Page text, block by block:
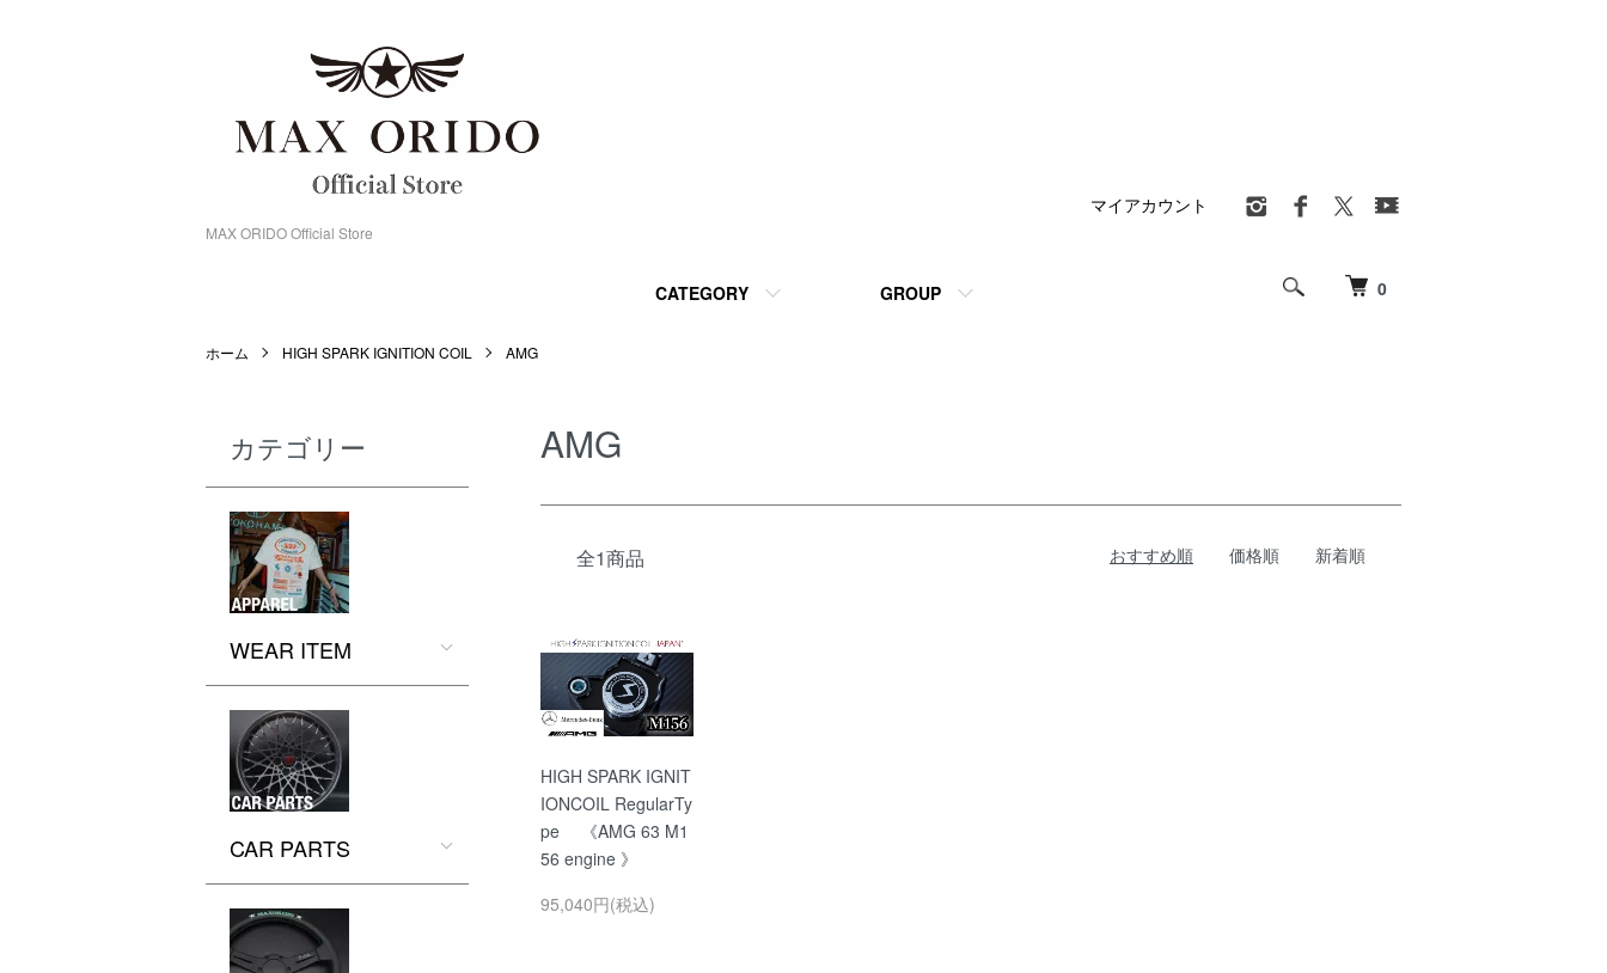
MAX ORIDO Official Store
0
CATEGORY GROUP
マイアカウント
ホーム HIGH SPARK IGNITION COIL AMG
AMG
全1商品 おすすめ順 価格順 新着順
HIGH SPARK IGNIT
IONCOIL RegularTy
pe 《AMG 63 M1
56 engine 》
95,040円(税込)
カテゴリー
WEAR ITEM
CAR PARTS